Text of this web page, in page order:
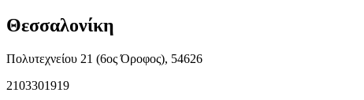
Θεσσαλονίκη
Πολυτεχνείου 21 (6ος Όροφος), 54626
2103301919